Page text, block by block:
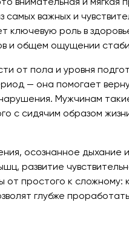
важных и
ключевую роль в
и общем ощущении
от пола и уровня
— она помогает
Мужчинам
с сидячим образом
осознанное
развитие
от простого к сложному:
глубже